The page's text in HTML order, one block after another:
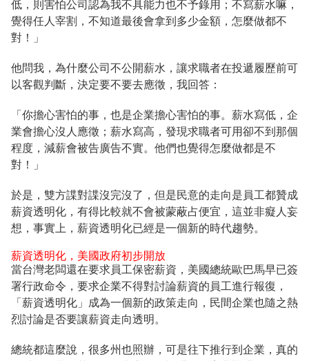
低，則害怕公司認為我不具能力也不予錄用；不寫薪水嘛，
覺得任人宰割，不知道最後會拿到多少金額，怎麼做都不
對！」
他問我，為什麼公司不公開薪水，讓求職者在投遞履歷前可
以客觀判斷，決定要不要去應徵，我回答：
「你擔心害怕的事，也是企業擔心害怕的事。薪水寫低，企
業會擔心沒人應徵；薪水寫高，發現求職者可用卻不到那個
程度，減薪會被告廣告不實。他們也覺得怎麼做都是不
對！」
於是，雙方諜對諜沒完沒了，但是民意的走向是員工都贊成
薪資透明化，有得比較就不會被蒙蔽占便宜，這並非癡人妄
想，事實上，薪資透明化已經是一個新的時代趨勢。
薪資透明化，美國政府初步開放
當台灣老闆還在要求員工保密薪資，美國總統歐巴馬早已簽
署行政命令，要求企業不得對討論薪資的員工進行報復，
「薪資透明化」成為一個新的政策走向，民間企業也隨之熱
烈討論是否要讓薪資走向透明。
總統都這麼說，很多州也照辦，可是往下推行到企業，真的